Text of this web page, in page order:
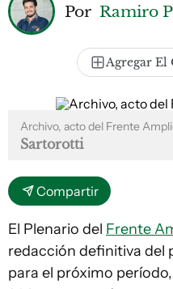
Por Ramiro
Agregar El
Archivo, acto del Frente
Sartorotti
Compartir
El Plenario del Frente
redacción definitiva del
para el próximo